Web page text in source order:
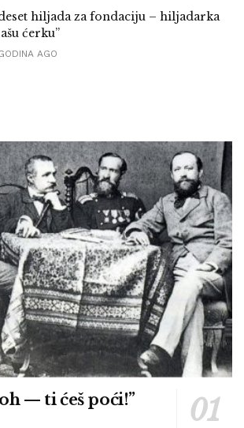
hiljada za fondaciju – hiljadarka
ćerku”
AGO
— ti ćeš poći!”